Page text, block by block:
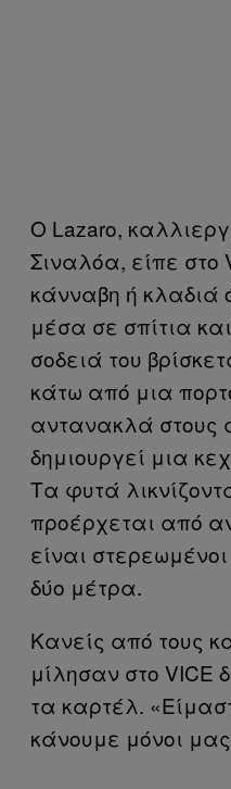
Ο Lazaro,
Σιναλόα, είπε στο
κάνναβη ή κλαδιά
μέσα σε σπίτια
σοδειά του
κάτω από μια
αντανακλά στους
δημιουργεί μια
Τα φυτά
προέρχεται από
είναι
δύο μέτρα.
Κανείς από τους
μίλησαν στο VICE
τα καρτέλ.
κάνουμε μόνοι